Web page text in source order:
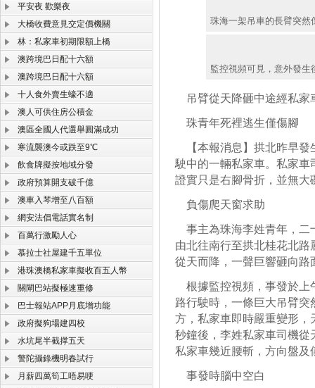
平安夜 歡樂夜
大橋收費意見交定價機關
林：私家車初期限額上橋
澳跨境巴日配十六額
澳跨境巴日配十六額
十人食外賣生蠔不適
澳人可供住房公積金
澳區全國人代選舉圓滿成功
寒流襲澳今或跌至9℃
飲食牌擬按地域分發
政府預算開支破千億
澳車入琴增至八百額
網安法倡電話實名制
百萬行激勵人心
慕拉士社屋建千五單位
港珠澳橋私家車擬收百五人幣
關閘巴站擬極速重修
巴士報站APP月底增功能
政府擬狗場建四校
水坑尾半截撑五天
警陀攝錄機明春試行
月薪四萬筍工唔易哽
珠海一架吊車的長臂突然
監控視頻可見，意外發
吊臂從天降砸中途經私家
珠青年死裡逃生僅傷腳
【本報消息】拱北昨早發
駛中的一輛私家車。私家
證實只是右腳骨折，並無大
負傷爬天窗求助
事主為珠海李姓青年，二
由北往南行至拱北桂花北
從天而降，一聲巨響砸向路
根據監控視頻，事發於上
路行駛時，一條巨大吊臂
方，私家車即時嚴重變形
秒鐘後，李姓私家車司機
私家車幾近腰斬，方向盤及
事發時腦中空白